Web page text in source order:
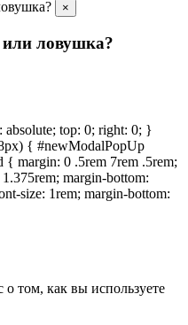
×
ловушка?
top: 0; right: 0; }
{ #newModalPopUp
{ margin: 0 .5rem 7rem .5rem;
margin-bottom:
size: 1rem; margin-bottom:
том, как вы используете